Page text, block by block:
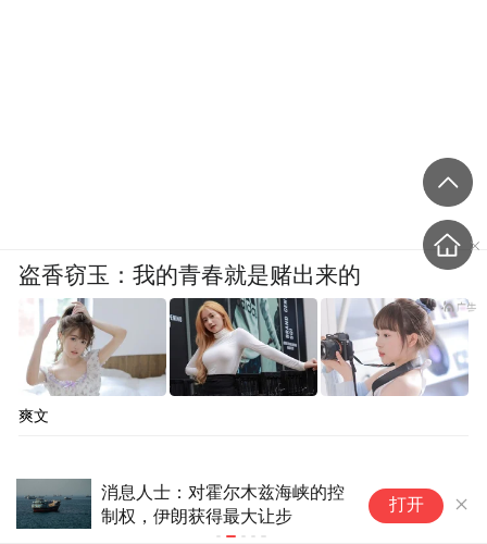
美国被曝拟关闭位于加拿大、日
本、印尼等地的领事馆
打开
盗香窃玉：我的青春就是赌出来的
爽文